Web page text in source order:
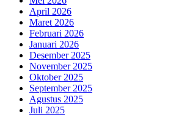
April 2026
Maret 2026
Februari 2026
Januari 2026
Desember 2025
November 2025
Oktober 2025
September 2025
Agustus 2025
Juli 2025